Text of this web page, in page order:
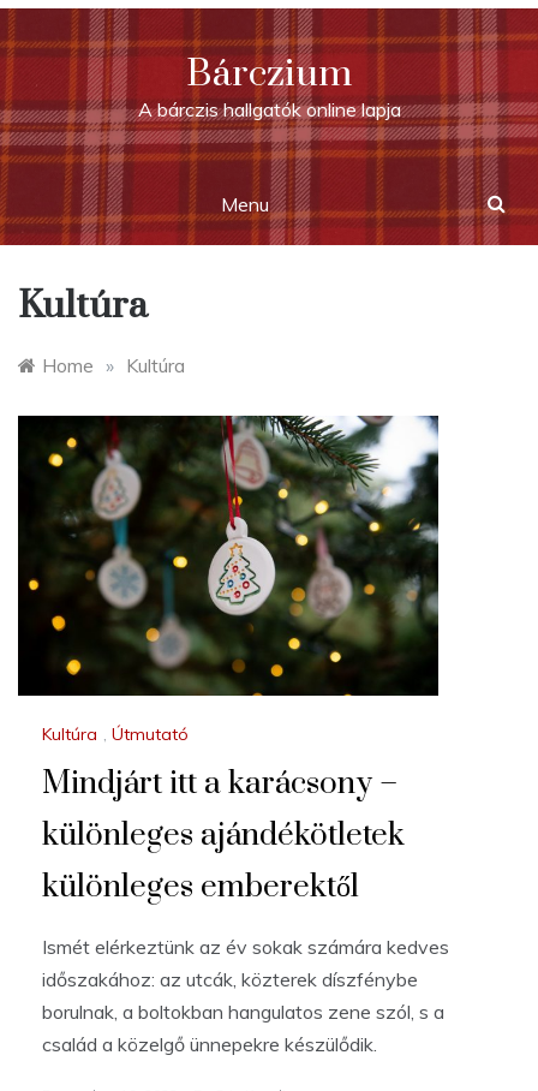
Skip
to
content
Bárczium
A bárczis hallgatók online lapja
Menu
Kultúra
Home » Kultúra
Kultúra , Útmutató
Mindjárt itt a karácsony –
különleges ajándékötletek
különleges emberektől
Ismét elérkeztünk az év sokak számára kedves
időszakához: az utcák, közterek díszfénybe
borulnak, a boltokban hangulatos zene szól, s a
család a közelgő ünnepekre készülődik.